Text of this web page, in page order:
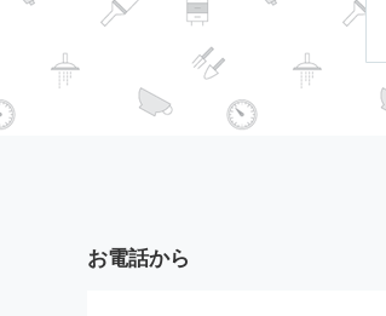
お電話から